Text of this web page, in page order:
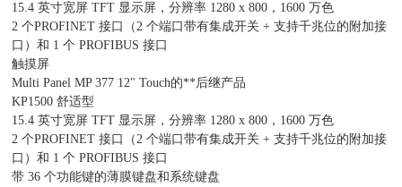
15.4 英寸宽屏 TFT 显示屏，分辨率 1280 x 800，1600 万色
2 个PROFINET 接口（2 个端口带有集成开关 + 支持千兆位的附加接
口）和 1 个 PROFIBUS 接口
触摸屏
Multi Panel MP 377 12" Touch的**后继产品
KP1500 舒适型
15.4 英寸宽屏 TFT 显示屏，分辨率 1280 x 800，1600 万色
2 个PROFINET 接口（2 个端口带有集成开关 + 支持千兆位的附加接
口）和 1 个 PROFIBUS 接口
带 36 个功能键的薄膜键盘和系统键盘